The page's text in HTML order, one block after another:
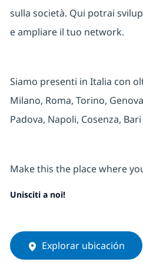
sulla società. Qui potrai
e ampliare il tuo network.
Siamo presenti in Italia con
Milano, Roma, Torino,
Padova, Napoli, Cosenza,
Make this the place where
Unisciti a noi!
Explorar ubicación